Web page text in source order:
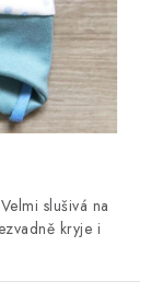
slušivá na
kryje i